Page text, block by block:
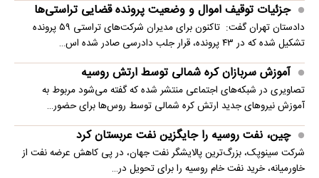
جزئیات توقیف اموال و وضعیت پرونده قضایی تراستی‌ها
دادستان تهران گفت: تاکنون برای مدیران شرکت‌های تراستی ۵۹ پرونده
تشکیل شده که در ۴۳ پرونده، قرار جلب دادرسی صادر شده اس…
آموزش سربازان کره شمالی توسط ارتش روسیه
تصاویری در شبکه‌های اجتماعی منتشر شده که گفته می‌شود مربوط به
آموزش نیروهای جدید ارتش کره شمالی توسط روس‌ها برای حضور…
چین، نفت روسیه را جایگزین نفت عربستان کرد
شرکت سینوپک، بزرگ‌ترین پالایشگر نفت جهان، در پی کاهش عرضه نفت از
خاورمیانه، خرید نفت خام روسیه را برای تحویل در…